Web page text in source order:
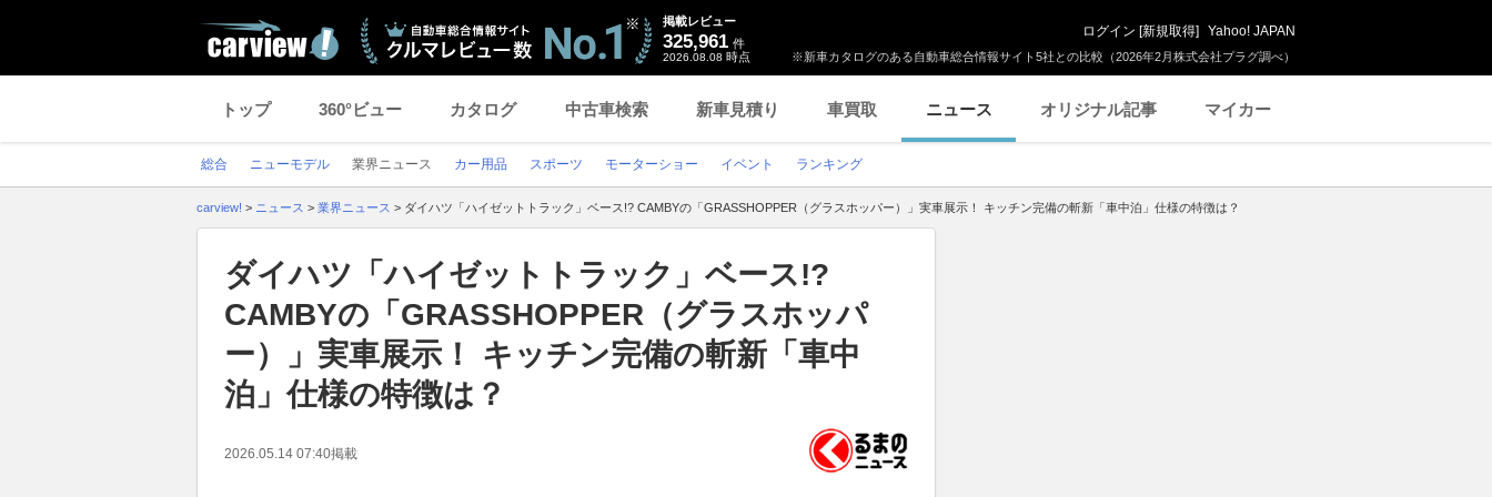
※新車カタログのある自動車総合情報サイト5社との比較（2026年2月株式会社プラグ調べ）
掲載レビュー
325,961 件
2026.08.08 時点
ログイン [新規取得] Yahoo! JAPAN
トップ 360°ビュー カタログ 中古車検索 新車見積り 車買取 ニュース オリジナル記事 マイカー
総合 ニューモデル 業界ニュース カー用品 スポーツ モーターショー イベント ランキング
carview! > ニュース > 業界ニュース > ダイハツ「ハイゼットトラック」ベース!? CAMBYの「GRASSHOPPER（グラスホッパー）」実車展示！ キッチン完備の斬新「車中泊」仕様の特徴は？
ダイハツ「ハイゼットトラック」ベース!?
CAMBYの「GRASSHOPPER（グラスホッパ
ー）」実車展示！ キッチン完備の斬新「車中
泊」仕様の特徴は？
2026.05.14 07:40掲載